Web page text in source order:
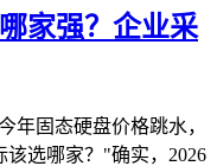
家强？企业采
年固态硬盘价格跳水，
选哪家？"确实，2026